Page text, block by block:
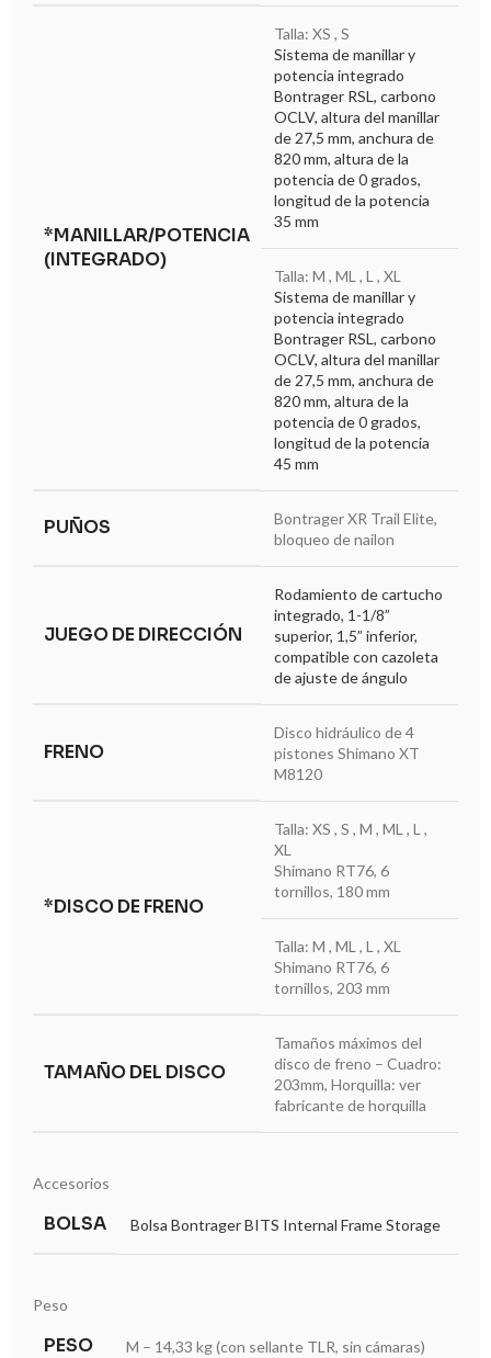
*MANILLAR/POTENCIA
(INTEGRADO)
Talla: XS , S
Sistema de manillar y
potencia integrado
Bontrager RSL, carbono
OCLV, altura del manillar
de 27,5 mm, anchura de
820 mm, altura de la
potencia de 0 grados,
longitud de la potencia
35 mm
Talla: M , ML , L , XL
Sistema de manillar y
potencia integrado
Bontrager RSL, carbono
OCLV, altura del manillar
de 27,5 mm, anchura de
820 mm, altura de la
potencia de 0 grados,
longitud de la potencia
45 mm
PUÑOS
Bontrager XR Trail Elite,
bloqueo de nailon
JUEGO DE DIRECCIÓN
Rodamiento de cartucho
integrado, 1-1/8”
superior, 1,5” inferior,
compatible con cazoleta
de ajuste de ángulo
FRENO
Disco hidráulico de 4
pistones Shimano XT
M8120
*DISCO DE FRENO
Talla: XS , S , M , ML , L ,
XL
Shimano RT76, 6
tornillos, 180 mm
Talla: M , ML , L , XL
Shimano RT76, 6
tornillos, 203 mm
TAMAÑO DEL DISCO
Tamaños máximos del
disco de freno – Cuadro:
203mm, Horquilla: ver
fabricante de horquilla
Accesorios
BOLSA Bolsa Bontrager BITS Internal Frame Storage
Peso
PESO M – 14,33 kg (con sellante TLR, sin cámaras)